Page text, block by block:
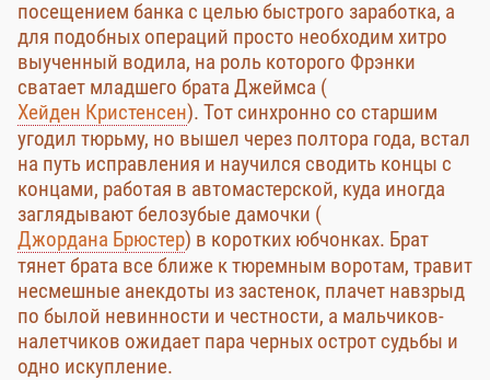
посещением банка с целью быстрого заработка, а
для подобных операций просто необходим хитро
выученный водила, на роль которого Фрэнки
сватает младшего брата Джеймса (
Хейден Кристенсен). Тот синхронно со старшим
угодил тюрьму, но вышел через полтора года, встал
на путь исправления и научился сводить концы с
концами, работая в автомастерской, куда иногда
заглядывают белозубые дамочки (
Джордана Брюстер) в коротких юбчонках. Брат
тянет брата все ближе к тюремным воротам, травит
несмешные анекдоты из застенок, плачет навзрыд
по былой невинности и честности, а мальчиков-
налетчиков ожидает пара черных острот судьбы и
одно искупление.